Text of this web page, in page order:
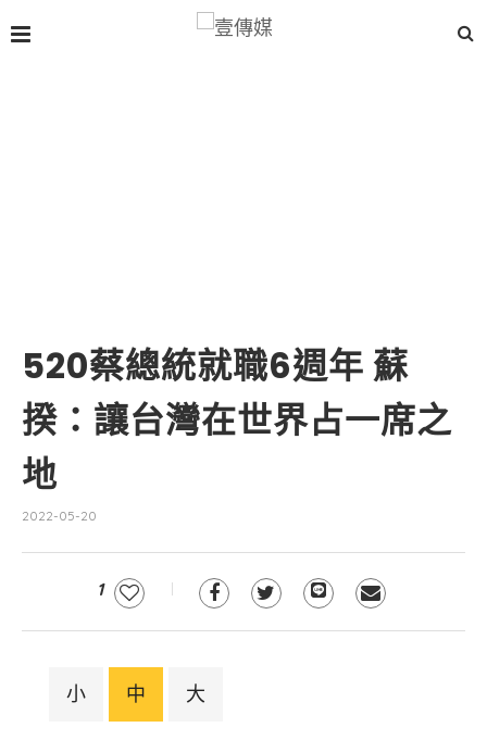
520蔡總統就職6週年 蘇
揆：讓台灣在世界占一席之
地
2022-05-20
1
小 中 大